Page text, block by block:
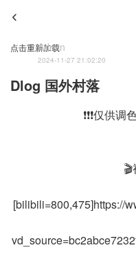
点击重新加载
Admin
2024-11-27 21:02:20
Dlog 国外村落
❗❗❗仅供
[bilibili=800,475]https://